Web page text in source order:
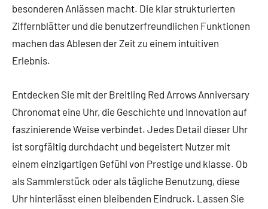
besonderen Anlässen macht. Die klar strukturierten
Ziffernblätter und die benutzerfreundlichen Funktionen
machen das Ablesen der Zeit zu einem intuitiven
Erlebnis.
Entdecken Sie mit der Breitling Red Arrows Anniversary
Chronomat eine Uhr, die Geschichte und Innovation auf
faszinierende Weise verbindet. Jedes Detail dieser Uhr
ist sorgfältig durchdacht und begeistert Nutzer mit
einem einzigartigen Gefühl von Prestige und klasse. Ob
als Sammlerstück oder als tägliche Benutzung, diese
Uhr hinterlässt einen bleibenden Eindruck. Lassen Sie